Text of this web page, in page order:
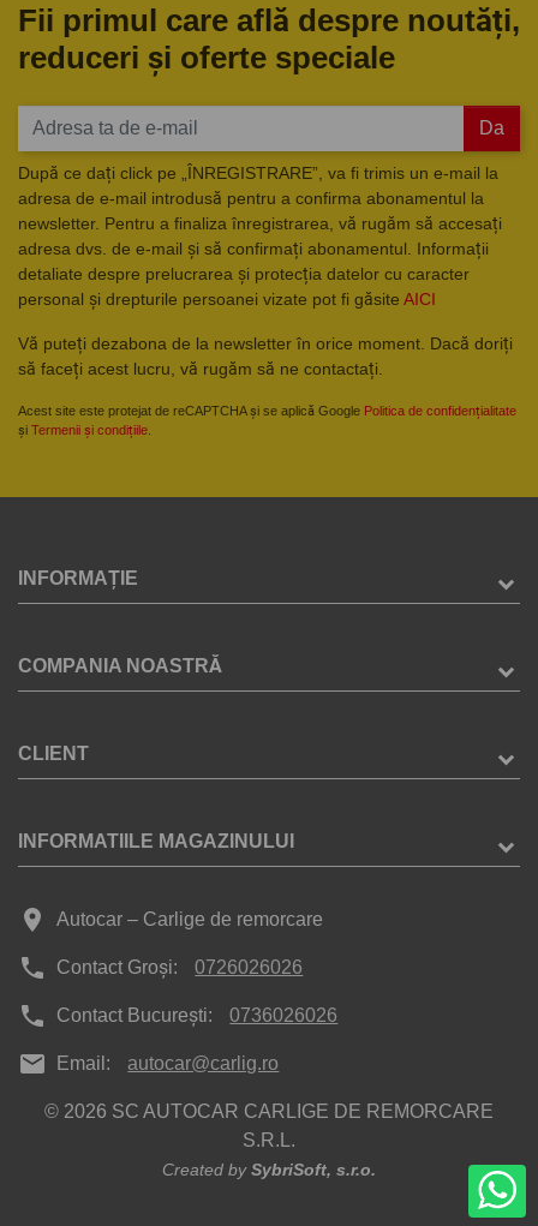
Fii primul care află despre noutăți,
reduceri și oferte speciale
Da
După ce dați click pe „ÎNREGISTRARE”, va fi trimis un e-mail la
adresa de e-mail introdusă pentru a confirma abonamentul la
newsletter. Pentru a finaliza înregistrarea, vă rugăm să accesați
adresa dvs. de e-mail și să confirmați abonamentul. Informații
detaliate despre prelucrarea și protecția datelor cu caracter
personal și drepturile persoanei vizate pot fi găsite AICI
Vă puteți dezabona de la newsletter în orice moment. Dacă doriți
să faceți acest lucru, vă rugăm să ne contactați.
Acest site este protejat de reCAPTCHA și se aplică Google Politica de confidențialitate
și Termenii și condițiile
INFORMAȚIE
COMPANIA NOASTRĂ
CLIENT
INFORMATIILE MAGAZINULUI
place Autocar – Carlige de remorcare
phone Contact Groși: 0726026026
phone Contact București: 0736026026
mail Email: autocar@carlig.ro
© 2026 SC AUTOCAR CARLIGE DE REMORCARE
S.R.L.
Created bySybriSoft, s.r.o.